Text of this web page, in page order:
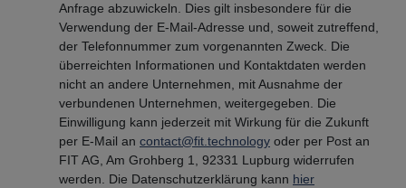
Anfrage abzuwickeln. Dies gilt insbesondere für die
Verwendung der E-Mail-Adresse und, soweit zutreffend,
der Telefonnummer zum vorgenannten Zweck. Die
überreichten Informationen und Kontaktdaten werden
nicht an andere Unternehmen, mit Ausnahme der
verbundenen Unternehmen, weitergegeben. Die
Einwilligung kann jederzeit mit Wirkung für die Zukunft
per E-Mail an contact@fit.technology oder per Post an
FIT AG, Am Grohberg 1, 92331 Lupburg widerrufen
werden. Die Datenschutzerklärung kann hier